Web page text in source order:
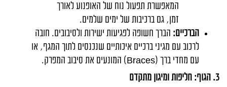
המאפשרת תפעול נוח של האופנוע לאורך
זמן, גם ברכיבות של ימים שלמים.
הברכיים: הברך חשופה לפגיעות ישירות ולסיבובים. חובה
לרכוב עם מגיני ברכיים איכותיים שנכנסים לתוך המגף, או
עם מחדי ברך (Braces) המונעים את סיבוב המפרק.
3. הגוף: חליפות ומיגון מתקדם